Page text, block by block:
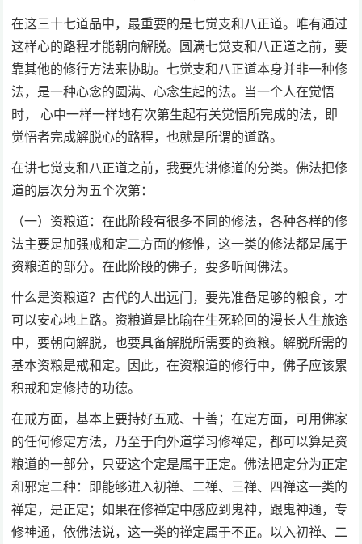
在这三十七道品中，最重要的是七觉支和八正道。唯有通过
这样心的路程才能朝向解脱。圆满七觉支和八正道之前，要
靠其他的修行方法来协助。七觉支和八正道本身并非一种修
法，是一种心念的圆满、心念生起的法。当一个人在觉悟
时， 心中一样一样地有次第生起有关觉悟所完成的法，即
觉悟者完成解脱心的路程，也就是所谓的道路。
在讲七觉支和八正道之前，我要先讲修道的分类。佛法把修
道的层次分为五个次第：
（一）资粮道：在此阶段有很多不同的修法，各种各样的修
法主要是加强戒和定二方面的修惟，这一类的修法都是属于
资粮道的部分。在此阶段的佛子，要多听闻佛法。
什么是资粮道？古代的人出远门，要先准备足够的粮食，才
可以安心地上路。资粮道是比喻在生死轮回的漫长人生旅途
中，要朝向解脱，也要具备解脱所需要的资粮。解脱所需的
基本资粮是戒和定。因此，在资粮道的修行中，佛子应该累
积戒和定修持的功德。
在戒方面，基本上要持好五戒、十善；在定方面，可用佛家
的任何修定方法，乃至于向外道学习修禅定，都可以算是资
粮道的一部分，只要这个定是属于正定。佛法把定分为正定
和邪定二种：即能够进入初禅、二禅、三禅、四禅这一类的
禅定，是正定；如果在修禅定中感应到鬼神，跟鬼神通，专
修神通，依佛法说，这一类的禅定属于不正。以入初禅、二